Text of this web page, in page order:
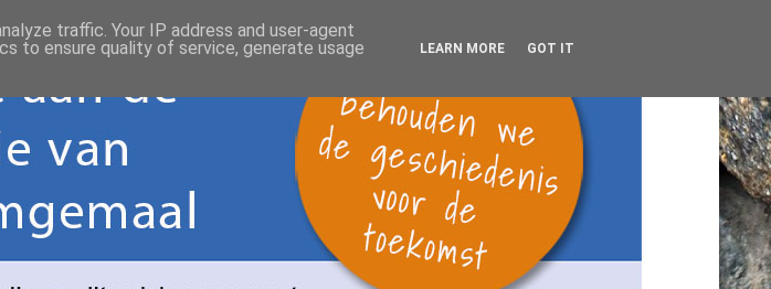
traffic. Your IP address and user-agent
to ensure quality of service, generate usage
LEARN MORE GOT IT